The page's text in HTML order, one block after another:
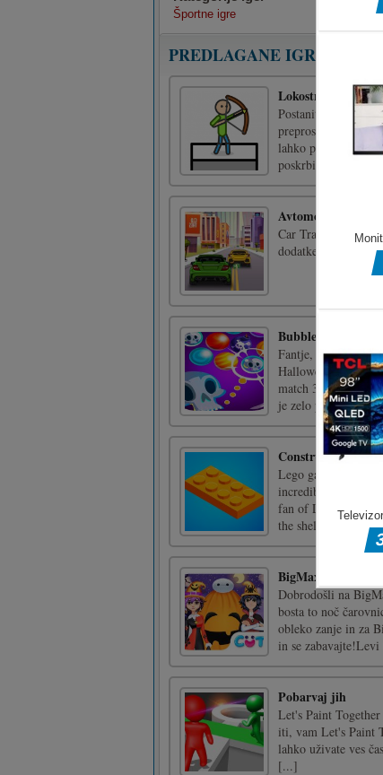
Športne igre
PREDLAGANE IGRE
Lokostrelstvo s
Postanite
preprosta: povleci
lahko popolnoma
poskrbite, da bo
Avtomobilski
Car Traffic 2D je
dodatke, da
Bubble Shooter:
Fantje, ste
Halloween Party
match 3 Bubble
je zelo preprosta in
Construction Set
Lego games are
incredible three-
fan of Lego, don't
the shelf. Your t [...]
BigMax veselo noč
Dobrodošli na
bosta to noč
obleko zanje in za
in se
Pobarvaj jih
Let's Paint
iti, vam Let's Paint
lahko uživate ves
[...]